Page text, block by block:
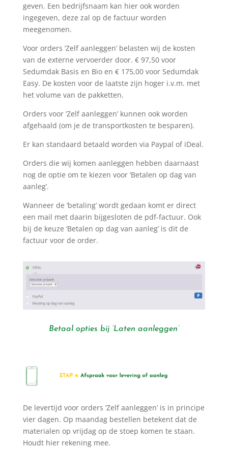
geven. Een bedrijfsnaam kan hier ook worden
ingegeven, deze zal op de factuur worden
meegenomen.
Voor orders ‘Zelf aanleggen’ belasten wij de kosten
van de externe vervoerder door. € 97,50 voor
Sedumdak Basis en Bio en € 175,00 voor Sedumdak
Easy. De kosten voor de laatste zijn hoger i.v.m. met
het volume van de pakketten.
Orders voor ‘Zelf aanleggen’ kunnen ook worden
afgehaald (om je de transportkosten te besparen).
Er kan standaard betaald worden via Paypal of iDeal.
Orders die wij komen aanleggen hebben daarnaast
nog de optie om te kiezen voor ‘Betalen op dag van
aanleg’.
Wanneer de ‘betaling’ wordt gedaan komt er direct
een mail met daarin bijgesloten de pdf-factuur. Ook
bij de keuze ‘Betalen op dag van aanleg’ is dit de
factuur voor de order.
Betaal opties bij ‘Laten aanleggen’
De levertijd voor orders ‘Zelf aanleggen’ is in principe
vier dagen. Op maandag bestellen betekent dat de
materialen op vrijdag op de stoep komen te staan.
Houdt hier rekening mee.